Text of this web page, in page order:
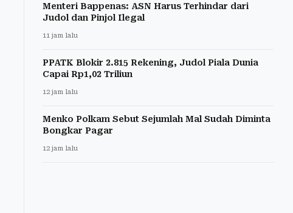
Menteri Bappenas: ASN Harus Terhindar dari
Judol dan Pinjol Ilegal
11 jam lalu
PPATK Blokir 2.815 Rekening, Judol Piala Dunia
Capai Rp1,02 Triliun
12 jam lalu
Menko Polkam Sebut Sejumlah Mal Sudah Diminta
Bongkar Pagar
12 jam lalu